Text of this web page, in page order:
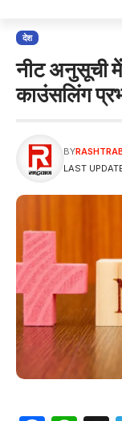
देश
नीट अनुसूची में
काउंसलिंग
LAST
BY